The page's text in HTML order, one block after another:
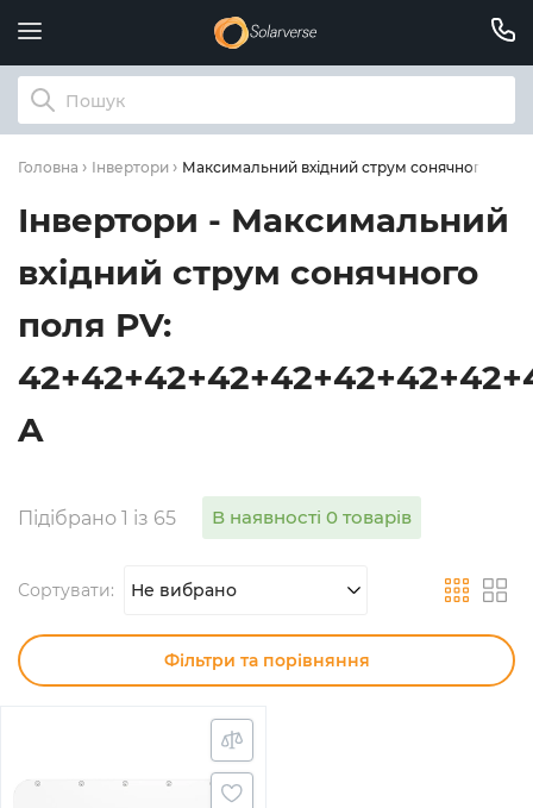
Головна Інвертори Максимальний вхідний струм сонячного
Інвертори - Максимальний
вхідний струм сонячного
поля PV:
A
Підібрано 1 із 65 В наявності 0 товарів
Сортувати: Не вибрано
Фільтри та порівняння